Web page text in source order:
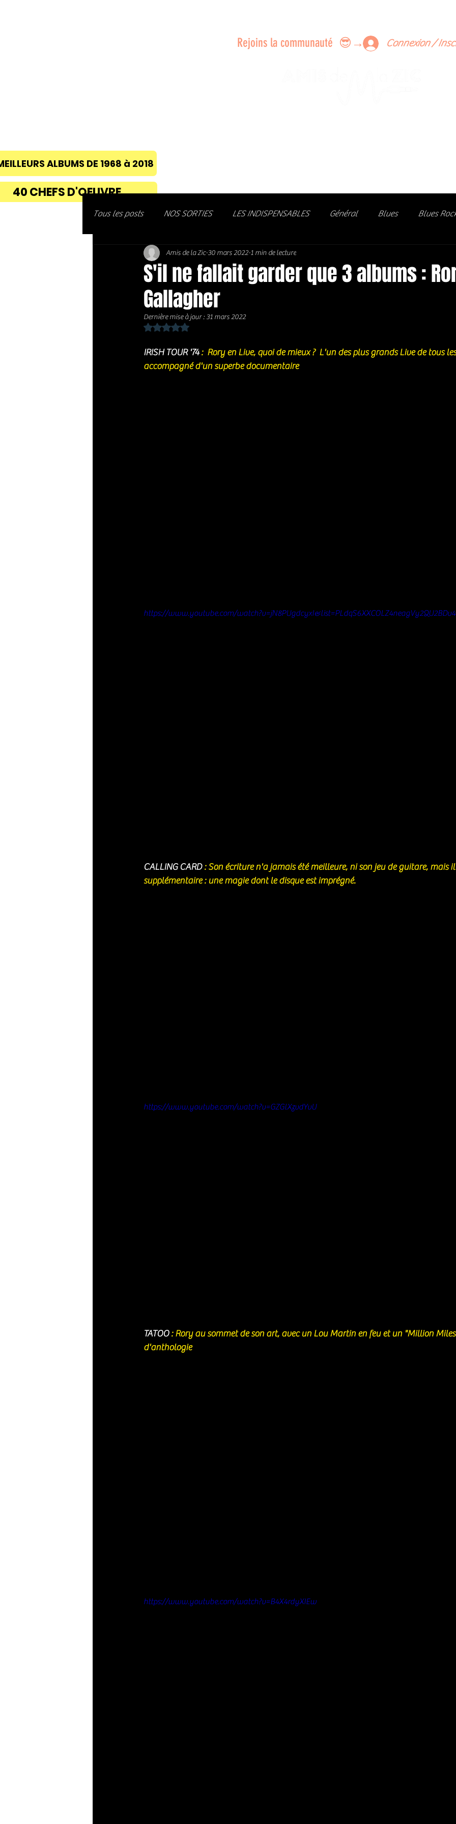
Connexion /
ALBUMS DE 1968 à 2018
Découvrez des artistes, vibrez aux concerts et rejoignez une
Rejoins la communauté 😎→
40 CHEFS D'OEUVRE
Tous les posts NOS SORTIES LES INDISPENSABLES Général Blues Blues
Soft Rock / Folk Jazz Soul / Funk / Rhythm Blues
Country / Americana
S'il ne fallait garder que 3 albums :
Gallagher
Amis de la Zic 30 mars 2022 1 min de lecture
Dernière mise à jour :31 mars 2022
Noté NaN étoiles sur 5.
IRISH TOUR '74 :  Rory en Live, quoi de mieux ?  L'un des plus grands Live de tous
accompagné d'un superbe documentaire
https://www.youtube.com/
CALLING CARD : Son écriture n'a jamais été meilleure, ni son jeu de guitare, mais
supplémentaire : une magie dont le disque est imprégné.
https://www.youtube.com/watch?v=GZGlXzvdYvU
TATOO : Rory au sommet de son art, avec un Lou Martin en feu et un "Million
d'anthologie
https://www.youtube.com/watch?v=B4X4rdyXIEw